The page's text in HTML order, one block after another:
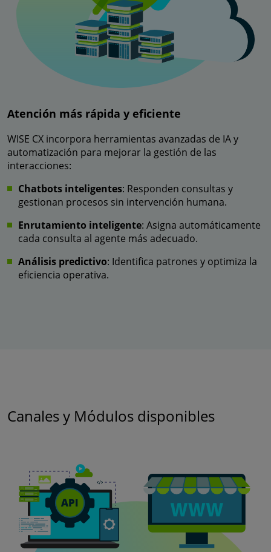
Atención más rápida y eficiente
WISE CX incorpora herramientas avanzadas de IA y
automatización para mejorar la gestión de las
interacciones:
Chatbots inteligentes: Responden consultas y
gestionan procesos sin intervención humana.
Enrutamiento inteligente: Asigna automáticamente
cada consulta al agente más adecuado.
Análisis predictivo: Identifica patrones y optimiza la
eficiencia operativa.
Canales y Módulos disponibles